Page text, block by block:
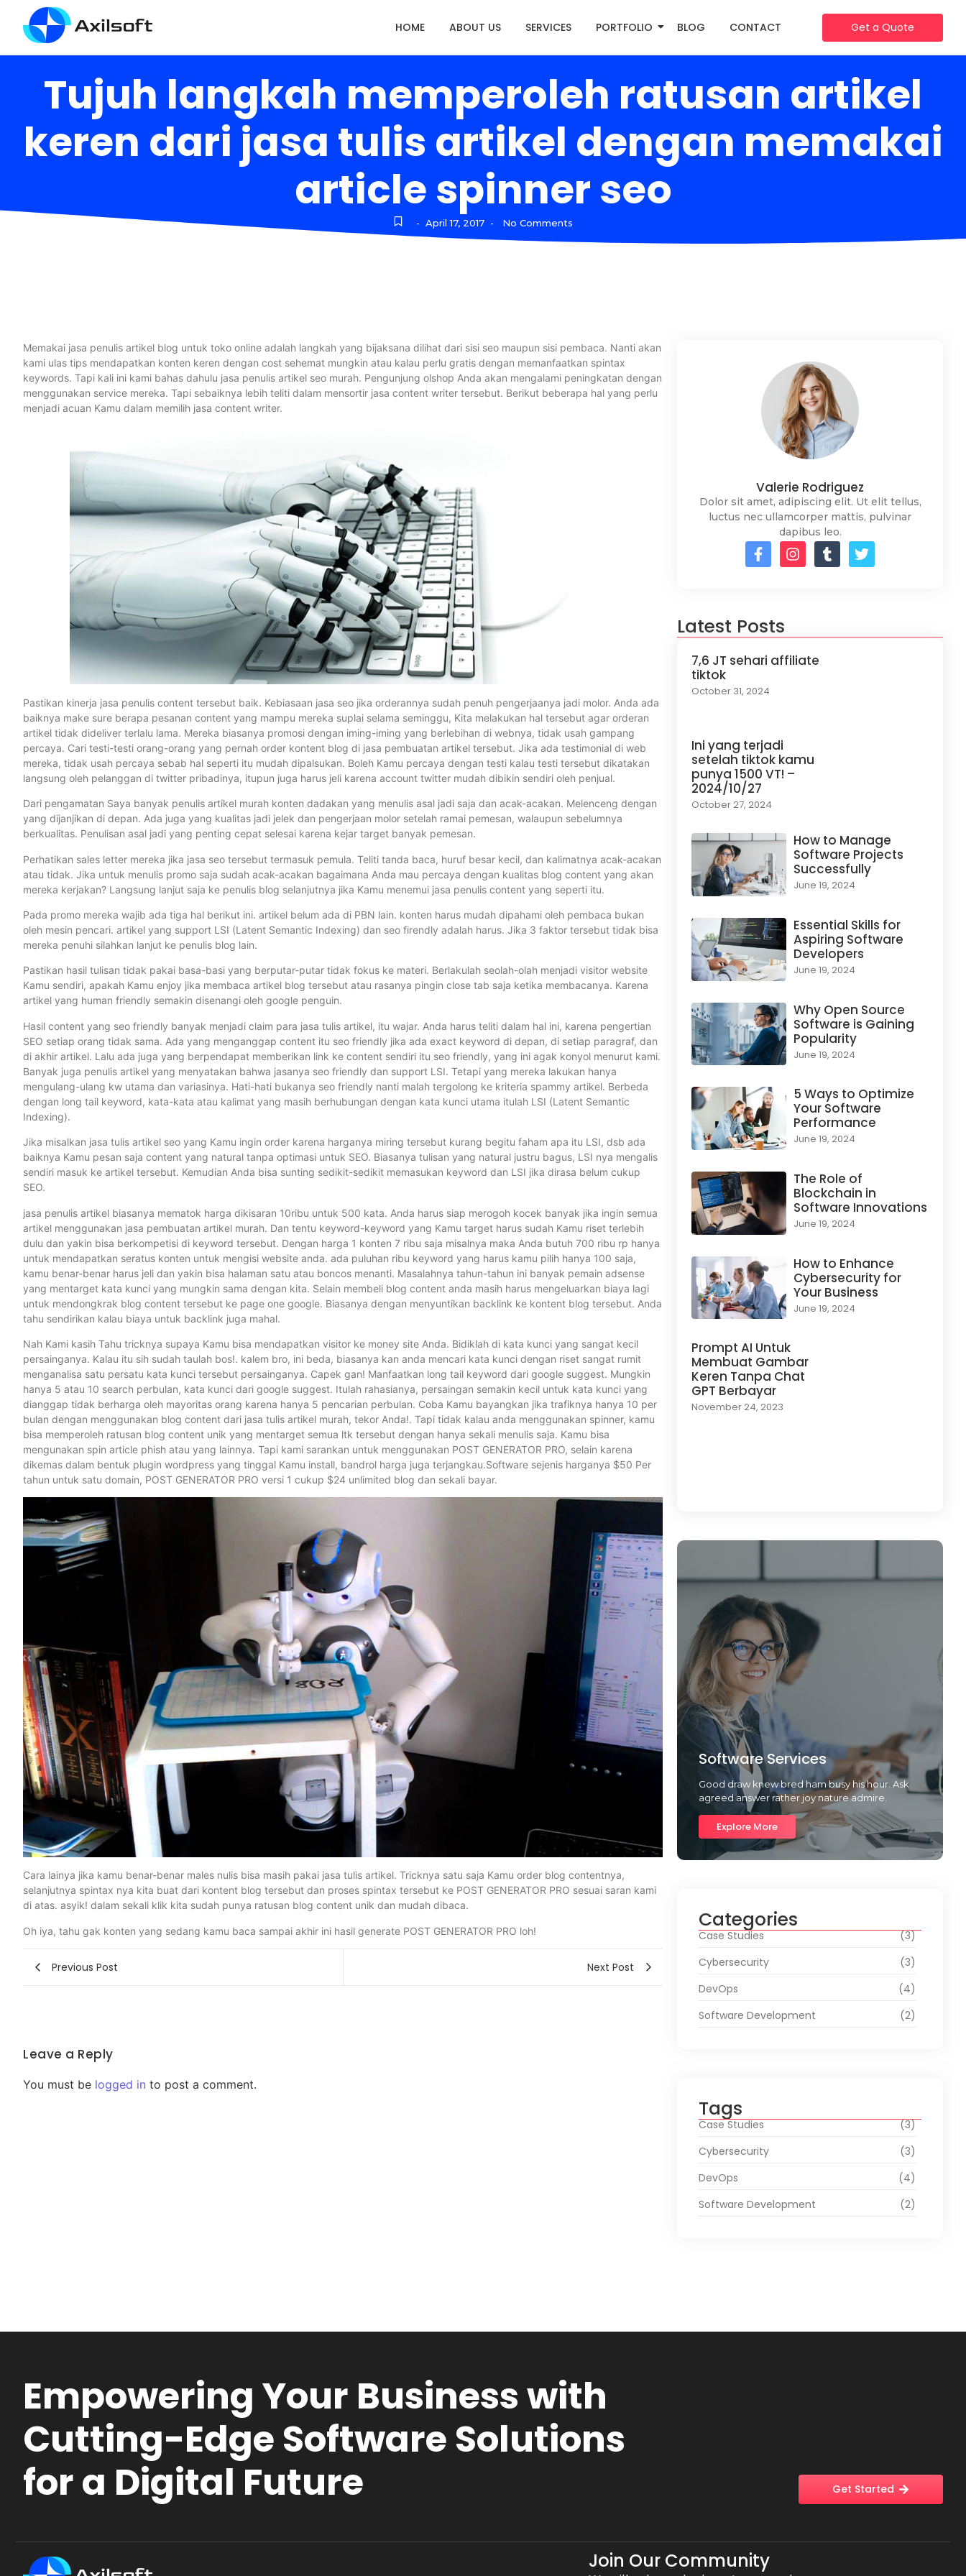
HOME ABOUT US SERVICES PORTFOLIO BLOG CONTACT Get a Quote
Tujuh langkah memperoleh ratusan artikel
keren dari jasa tulis artikel dengan memakai
article spinner seo
- April 17, 2017 - No Comments
Memakai jasa penulis artikel blog untuk toko online adalah langkah yang bijaksana dilihat dari sisi seo maupun sisi pembaca. Nanti akan
kami ulas tips mendapatkan konten keren dengan cost sehemat mungkin atau kalau perlu gratis dengan memanfaatkan spintax
keywords. Tapi kali ini kami bahas dahulu jasa penulis artikel seo murah. Pengunjung olshop Anda akan mengalami peningkatan dengan
menggunakan service mereka. Tapi sebaiknya lebih teliti dalam mensortir jasa content writer tersebut. Berikut beberapa hal yang perlu
menjadi acuan Kamu dalam memilih jasa content writer.
Pastikan kinerja jasa penulis content tersebut baik. Kebiasaan jasa seo jika orderannya sudah penuh pengerjaanya jadi molor. Anda ada
baiknya make sure berapa pesanan content yang mampu mereka suplai selama seminggu, Kita melakukan hal tersebut agar orderan
artikel tidak dideliver terlalu lama. Mereka biasanya promosi dengan iming-iming yang berlebihan di webnya, tidak usah gampang
percaya. Cari testi-testi orang-orang yang pernah order kontent blog di jasa pembuatan artikel tersebut. Jika ada testimonial di web
mereka, tidak usah percaya sebab hal seperti itu mudah dipalsukan. Boleh Kamu percaya dengan testi kalau testi tersebut dikatakan
langsung oleh pelanggan di twitter pribadinya, itupun juga harus jeli karena account twitter mudah dibikin sendiri oleh penjual.
Dari pengamatan Saya banyak penulis artikel murah konten dadakan yang menulis asal jadi saja dan acak-acakan. Melenceng dengan
yang dijanjikan di depan. Ada juga yang kualitas jadi jelek dan pengerjaan molor setelah ramai pemesan, walaupun sebelumnya
berkualitas. Penulisan asal jadi yang penting cepat selesai karena kejar target banyak pemesan.
Perhatikan sales letter mereka jika jasa seo tersebut termasuk pemula. Teliti tanda baca, huruf besar kecil, dan kalimatnya acak-acakan
atau tidak. Jika untuk menulis promo saja sudah acak-acakan bagaimana Anda mau percaya dengan kualitas blog content yang akan
mereka kerjakan? Langsung lanjut saja ke penulis blog selanjutnya jika Kamu menemui jasa penulis content yang seperti itu.
Pada promo mereka wajib ada tiga hal berikut ini. artikel belum ada di PBN lain. konten harus mudah dipahami oleh pembaca bukan
oleh mesin pencari. artikel yang support LSI (Latent Semantic Indexing) dan seo firendly adalah harus. Jika 3 faktor tersebut tidak bisa
mereka penuhi silahkan lanjut ke penulis blog lain.
Pastikan hasil tulisan tidak pakai basa-basi yang berputar-putar tidak fokus ke materi. Berlakulah seolah-olah menjadi visitor website
Kamu sendiri, apakah Kamu enjoy jika membaca artikel blog tersebut atau rasanya pingin close tab saja ketika membacanya. Karena
artikel yang human friendly semakin disenangi oleh google penguin.
Hasil content yang seo friendly banyak menjadi claim para jasa tulis artikel, itu wajar. Anda harus teliti dalam hal ini, karena pengertian
SEO setiap orang tidak sama. Ada yang menganggap content itu seo friendly jika ada exact keyword di depan, di setiap paragraf, dan
di akhir artikel. Lalu ada juga yang berpendapat memberikan link ke content sendiri itu seo friendly, yang ini agak konyol menurut kami.
Banyak juga penulis artikel yang menyatakan bahwa jasanya seo friendly dan support LSI. Tetapi yang mereka lakukan hanya
mengulang-ulang kw utama dan variasinya. Hati-hati bukanya seo friendly nanti malah tergolong ke kriteria spammy artikel. Berbeda
dengan long tail keyword, kata-kata atau kalimat yang masih berhubungan dengan kata kunci utama itulah LSI (Latent Semantic
Indexing).
Jika misalkan jasa tulis artikel seo yang Kamu ingin order karena harganya miring tersebut kurang begitu faham apa itu LSI, dsb ada
baiknya Kamu pesan saja content yang natural tanpa optimasi untuk SEO. Biasanya tulisan yang natural justru bagus, LSI nya mengalis
sendiri masuk ke artikel tersebut. Kemudian Anda bisa sunting sedikit-sedikit memasukan keyword dan LSI jika dirasa belum cukup
SEO.
jasa penulis artikel biasanya mematok harga dikisaran 10ribu untuk 500 kata. Anda harus siap merogoh kocek banyak jika ingin semua
artikel menggunakan jasa pembuatan artikel murah. Dan tentu keyword-keyword yang Kamu target harus sudah Kamu riset terlebih
dulu dan yakin bisa berkompetisi di keyword tersebut. Dengan harga 1 konten 7 ribu saja misalnya maka Anda butuh 700 ribu rp hanya
untuk mendapatkan seratus konten untuk mengisi website anda. ada puluhan ribu keyword yang harus kamu pilih hanya 100 saja,
kamu benar-benar harus jeli dan yakin bisa halaman satu atau boncos menanti. Masalahnya tahun-tahun ini banyak pemain adsense
yang mentarget kata kunci yang mungkin sama dengan kita. Selain membeli blog content anda masih harus mengeluarkan biaya lagi
untuk mendongkrak blog content tersebut ke page one google. Biasanya dengan menyuntikan backlink ke kontent blog tersebut. Anda
tahu sendirikan kalau biaya untuk backlink juga mahal.
Nah Kami kasih Tahu tricknya supaya Kamu bisa mendapatkan visitor ke money site Anda. Bidiklah di kata kunci yang sangat kecil
persainganya. Kalau itu sih sudah taulah bos!. kalem bro, ini beda, biasanya kan anda mencari kata kunci dengan riset sangat rumit
menganalisa satu persatu kata kunci tersebut persainganya. Capek gan! Manfaatkan long tail keyword dari google suggest. Mungkin
hanya 5 atau 10 search perbulan, kata kunci dari google suggest. Itulah rahasianya, persaingan semakin kecil untuk kata kunci yang
dianggap tidak berharga oleh mayoritas orang karena hanya 5 pencarian perbulan. Coba Kamu bayangkan jika trafiknya hanya 10 per
bulan dengan menggunakan blog content dari jasa tulis artikel murah, tekor Anda!. Tapi tidak kalau anda menggunakan spinner, kamu
bisa memperoleh ratusan blog content unik yang mentarget semua ltk tersebut dengan hanya sekali menulis saja. Kamu bisa
mengunakan spin article phish atau yang lainnya. Tapi kami sarankan untuk menggunakan POST GENERATOR PRO, selain karena
dikemas dalam bentuk plugin wordpress yang tinggal Kamu install, bandrol harga juga terjangkau.Software sejenis harganya $50 Per
tahun untuk satu domain, POST GENERATOR PRO versi 1 cukup $24 unlimited blog dan sekali bayar.
Cara lainya jika kamu benar-benar males nulis bisa masih pakai jasa tulis artikel. Tricknya satu saja Kamu order blog contentnya,
selanjutnya spintax nya kita buat dari kontent blog tersebut dan proses spintax tersebut ke POST GENERATOR PRO sesuai saran kami
di atas. asyik! dalam sekali klik kita sudah punya ratusan blog content unik dan mudah dibaca.
Oh iya, tahu gak konten yang sedang kamu baca sampai akhir ini hasil generate POST GENERATOR PRO loh!
Previous Post Next Post
Leave a Reply
You must be logged in to post a comment.
Valerie Rodriguez
Dolor sit amet, adipiscing elit. Ut elit tellus,
luctus nec ullamcorper mattis, pulvinar
dapibus leo.
Latest Posts
7,6 JT sehari affiliate
tiktok
October 31, 2024
Ini yang terjadi
setelah tiktok kamu
punya 1500 VT! –
2024/10/27
October 27, 2024
How to Manage
Software Projects
Successfully
June 19, 2024
Essential Skills for
Aspiring Software
Developers
June 19, 2024
Why Open Source
Software is Gaining
Popularity
June 19, 2024
5 Ways to Optimize
Your Software
Performance
June 19, 2024
The Role of
Blockchain in
Software Innovations
June 19, 2024
How to Enhance
Cybersecurity for
Your Business
June 19, 2024
Prompt AI Untuk
Membuat Gambar
Keren Tanpa Chat
GPT Berbayar
November 24, 2023
Software Services
Good draw knew bred ham busy his hour. Ask
agreed answer rather joy nature admire.
Explore More
Categories
Case Studies
(3)
Cybersecurity
(3)
DevOps
(4)
Software Development
(2)
Tags
Case Studies
(3)
Cybersecurity
(3)
DevOps
(4)
Software Development
(2)
Empowering Your Business with
Cutting-Edge Software Solutions
for a Digital Future
Get Started
Join Our Community